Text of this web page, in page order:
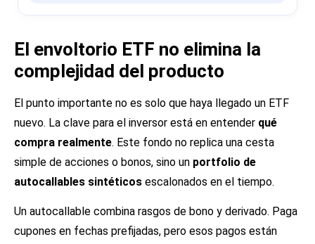
El envoltorio ETF no elimina la
complejidad del producto
El punto importante no es solo que haya llegado un ETF
nuevo. La clave para el inversor está en entender qué
compra realmente. Este fondo no replica una cesta
simple de acciones o bonos, sino un portfolio de
autocallables sintéticos escalonados en el tiempo.
Un autocallable combina rasgos de bono y derivado. Paga
cupones en fechas prefijadas, pero esos pagos están